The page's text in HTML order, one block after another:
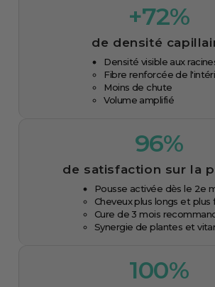
96%
de satisfaction sur la
Pousse activée dès le 2e
Cheveux plus longs et plus
Cure de 3 mois
Synergie de plantes et
+72%
de densité
Densité visible aux
Fibre renforcée de
Moins de chute
Volume amplifié
100%